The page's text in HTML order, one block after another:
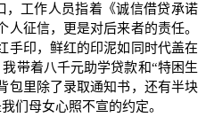
，工作人员指着《诚信借贷承诺
征信，更是对后来者的责任。
手印，鲜红的印泥如同时代盖在
带着八千元助学贷款和“特困生
包里除了录取通知书，还有半块
们母女心照不宣的约定。